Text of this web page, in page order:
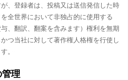
、登録者は、投稿又は送信発信した時
全世界において非独占的に使用する
、翻訳、翻案を含みます）権利を無期
つ当社に対して著作権人格権を行使し
。
理